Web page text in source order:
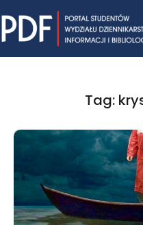
to
content
Tag: